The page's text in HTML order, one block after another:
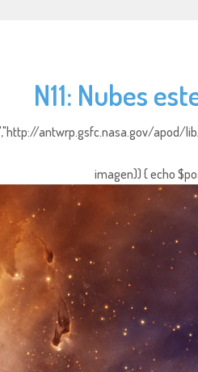
N11: Nubes
antwrp.gsfc.nasa.gov/apod/
imagen)) { echo